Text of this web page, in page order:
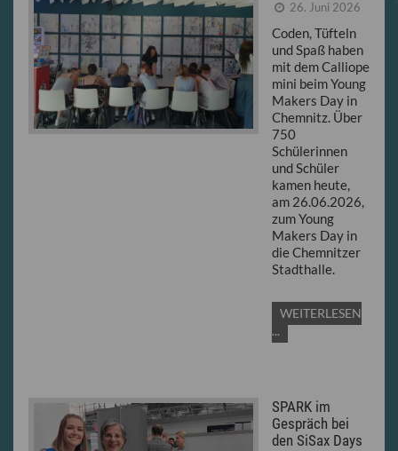
26. Juni 2026
Coden, Tüfteln
und Spaß haben
mit dem Calliope
mini beim Young
Makers Day in
Chemnitz. Über
750
Schülerinnen
und Schüler
kamen heute,
am 26.06.2026,
zum Young
Makers Day in
die Chemnitzer
Stadthalle.
WEITERLESEN
...
SPARK im
Gespräch bei
den SiSax Days